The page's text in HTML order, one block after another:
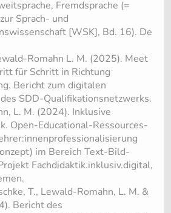
Fremdsprache (=
Sprach- und
[WSK], Bd. 16). De
Romahn L. M. (2025). Meet
für Schritt in Richtung
Bericht zum digitalen
SDD-Qualifikationsnetzwerks.
L. M. (2024). Inklusive
Open-Educational-Ressources-
im Bereich Text-Bild-
Fachdidaktik.inklusiv.digital,
T., Lewald-Romahn, L. M. &
Bericht des